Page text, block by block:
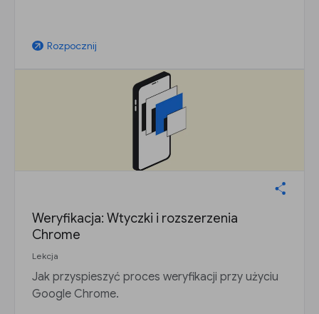
arrow_outward Rozpocznij
Weryfikacja: Wtyczki i rozszerzenia
Chrome
Lekcja
Jak przyspieszyć proces weryfikacji przy użyciu
Google Chrome.